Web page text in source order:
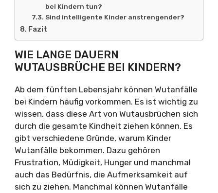
bei Kindern tun?
Sind intelligente Kinder anstrengender?
Fazit
WIE LANGE DAUERN
WUTAUSBRÜCHE BEI KINDERN?
Ab dem fünften Lebensjahr können Wutanfälle
bei Kindern häufig vorkommen. Es ist wichtig zu
wissen, dass diese Art von Wutausbrüchen sich
durch die gesamte Kindheit ziehen können. Es
gibt verschiedene Gründe, warum Kinder
Wutanfälle bekommen. Dazu gehören
Frustration, Müdigkeit, Hunger und manchmal
auch das Bedürfnis, die Aufmerksamkeit auf
sich zu ziehen. Manchmal können Wutanfälle